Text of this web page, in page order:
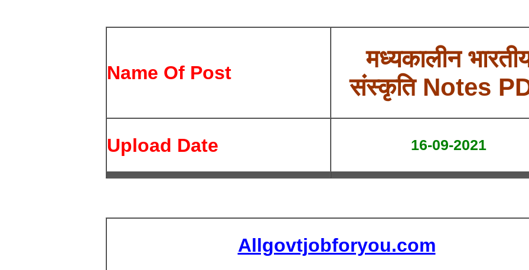
Name Of Post
मध्यकालीन
संस्कृति Notes
Upload Date 16-09-2021
Allgovtjobforyou.com